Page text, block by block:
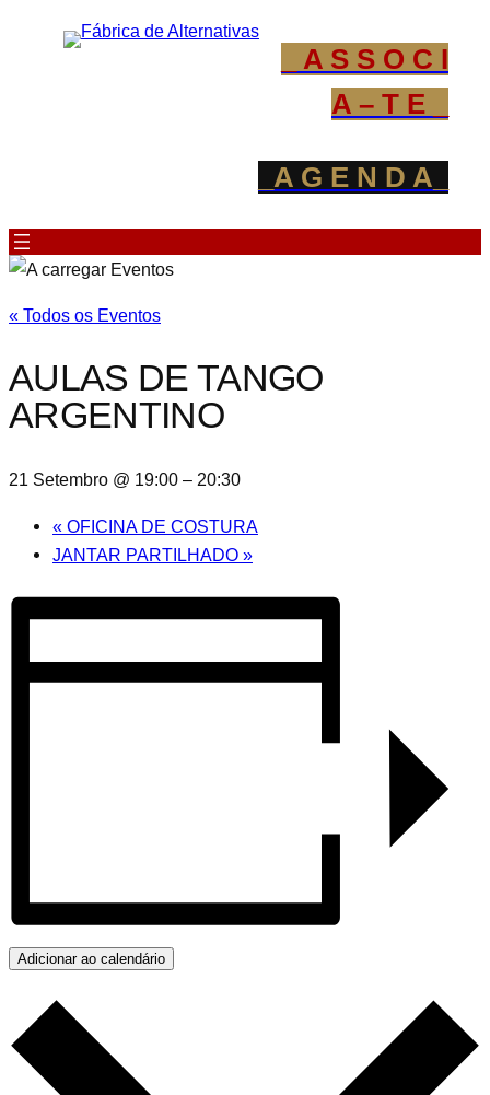
_ A S S O C I
A – T E _
_A G E N D A_
« Todos os Eventos
AULAS DE TANGO
ARGENTINO
21 Setembro @ 19:00 – 20:30
« OFICINA DE COSTURA
JANTAR PARTILHADO »
Adicionar ao calendário